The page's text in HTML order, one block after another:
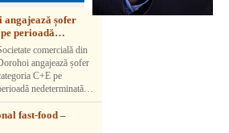
angajează șofer
perioadă
comercială din
angajează șofer
C+E pe
nedeterminată.
trebuie să
experiență și atestat
fast-food –